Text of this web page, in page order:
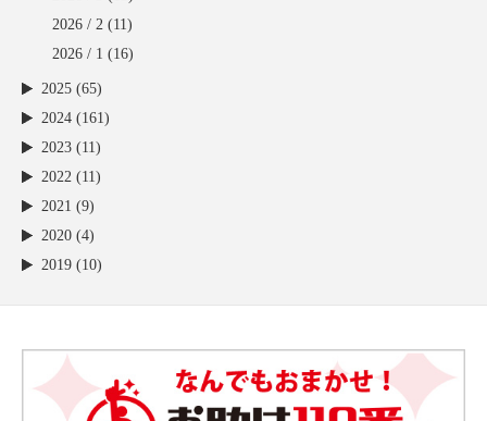
2026 / 2 (11)
2026 / 1 (16)
2025 (65)
2024 (161)
2023 (11)
2022 (11)
2021 (9)
2020 (4)
2019 (10)